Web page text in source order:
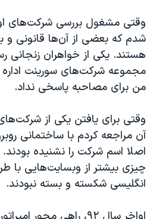
وقتی مشغول بررسی شرکت‌های
شدم که بعضی از آن‌ها قانونی
هستند. یکی از خواهران زنجانی
مجموعه شرکت‌های سورینت
من برای مصاحبه پاسخی نداد.
وقتی برای یافتن یکی از
آن مراجعه کردم با ساختمانی
اصلا اسم شرکت را نشنیده
چیزی بیشتر از وبسایت‌هایی با
انگلیسی شکسته و بسته نبودند.